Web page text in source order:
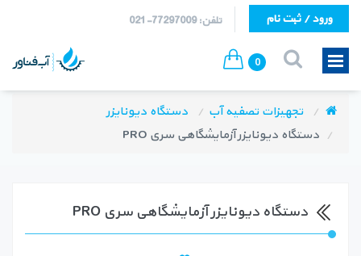
تلفن: 77297009-021 ورود / ثبت نام
0
تجهیزات تصفیه آب
دستگاه دیونایزر
دستگاه دیونایزر آزمایشگاهی سری PRO
دستگاه دیونایزر آزمایشگاهی سری PRO